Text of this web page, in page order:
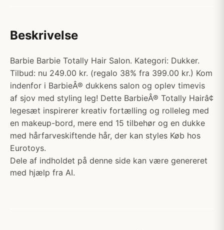
Beskrivelse
Barbie Barbie Totally Hair Salon. Kategori: Dukker.
Tilbud: nu 249.00 kr. (regalo 38% fra 399.00 kr.) Kom
indenfor i BarbieÂ® dukkens salon og oplev timevis
af sjov med styling leg! Dette BarbieÂ® Totally Hairâ¢
legesæt inspirerer kreativ fortælling og rolleleg med
en makeup-bord, mere end 15 tilbehør og en dukke
med hårfarveskiftende hår, der kan styles Køb hos
Eurotoys.
Dele af indholdet på denne side kan være genereret
med hjælp fra AI.